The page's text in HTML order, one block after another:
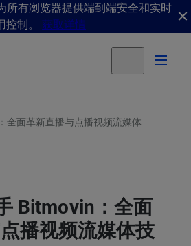
所有浏览器提供端到端安全和实时
控制。 获取详情
全面革新直播与点播视频流媒体
Bitmovin：全面
播视频流媒体技